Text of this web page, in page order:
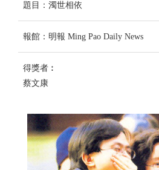
題目：濁世相依
報館：明報 Ming Pao Daily News
得獎者︰
蔡文康